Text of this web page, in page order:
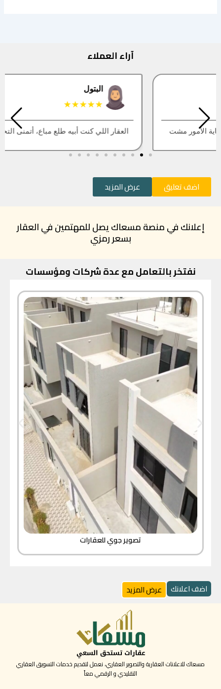
آراء العملاء
العقار اللي كنت أبيه طلع مباع، أتمنى التحديث يكون أسرع
اضف تعليق عرض المزيد
إعلانك في منصة مسعاك يصل للمهتمين في العقار
بسعر رمزي
نفتخر بالتعامل مع عدة شركات ومؤسسات
تصوير جوي للعقارات
اضف اعلانك عرض المزيد
مسعاك للاعلانات العقارية والتصوير العقاري، نعمل لتقديم خدمات التسويق العقاري
التقليدي و الرقمي معاً